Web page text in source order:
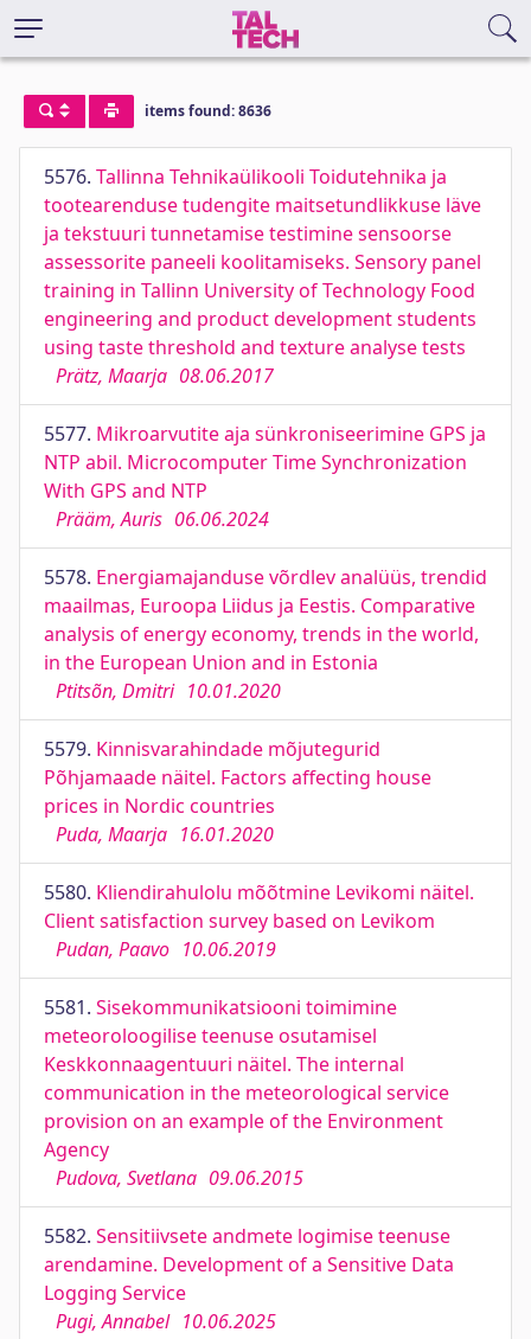
items found: 8636
5576. Tallinna Tehnikaülikooli Toidutehnika ja
tootearenduse tudengite maitsetundlikkuse läve
ja tekstuuri tunnetamise testimine sensoorse
assessorite paneeli koolitamiseks. Sensory panel
training in Tallinn University of Technology Food
engineering and product development students
using taste threshold and texture analyse tests
Prätz, Maarja 08.06.2017
5577. Mikroarvutite aja sünkroniseerimine GPS ja
NTP abil. Microcomputer Time Synchronization
With GPS and NTP
Prääm, Auris 06.06.2024
5578. Energiamajanduse võrdlev analüüs, trendid
maailmas, Euroopa Liidus ja Eestis. Comparative
analysis of energy economy, trends in the world,
in the European Union and in Estonia
Ptitsõn, Dmitri 10.01.2020
5579. Kinnisvarahindade mõjutegurid
Põhjamaade näitel. Factors affecting house
prices in Nordic countries
Puda, Maarja 16.01.2020
5580. Kliendirahulolu mõõtmine Levikomi näitel.
Client satisfaction survey based on Levikom
Pudan, Paavo 10.06.2019
5581. Sisekommunikatsiooni toimimine
meteoroloogilise teenuse osutamisel
Keskkonnaagentuuri näitel. The internal
communication in the meteorological service
provision on an example of the Environment
Agency
Pudova, Svetlana 09.06.2015
5582. Sensitiivsete andmete logimise teenuse
arendamine. Development of a Sensitive Data
Logging Service
Pugi, Annabel 10.06.2025